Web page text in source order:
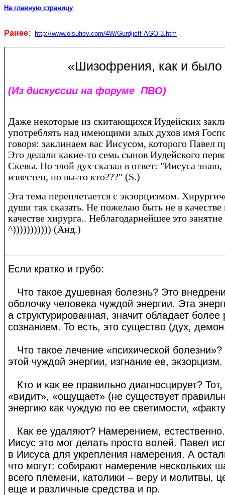
На главную страницу
Ранее: http://www.olsufiev.com/4W/Gurdjieff-AGO-3.htm
«Шизофрения, как и было
(Из дискуссии на форуме ПВО)
Даже некоторые из скитающихся Иудейских
употреблять над имеющими злых духов имя
говоря: заклинаем вас Иисусом, которого Павел
Это делали какие-то семь сынов Иудейского
Скевы. Но злой дух сказал в ответ: "Иисуса
известен, но вы-то кто???" (S.)
Эта тема переплетается с экзорцизмом.
души так сказать. Не пожелаю быть не в
качестве хирурга.. Неблагодарнейшее это
^))))))))))) (Анд.)
Если кратко и грубо:
Что такое душевная болезнь? Это
оболочку человека чуждой энергии. Эта
а структурированная, значит обладает
сознанием. То есть, это существо (дух,
Что такое лечение «психической
этой чуждой энергии, изгнание ее, экзорцизм.
Кто и как ее правильно диагносцирует?
«видит», «ощущает» (не существует
энергию как чуждую по ее светимости,
Как ее удаляют? Намерением,
Иисус это мог делать просто волей. Павел
в Иисуса для укрепления намерения. А
что могут: собирают намерение нескольких
всего племени, католики – веру и молитвы,
еще и различные средства и пр.